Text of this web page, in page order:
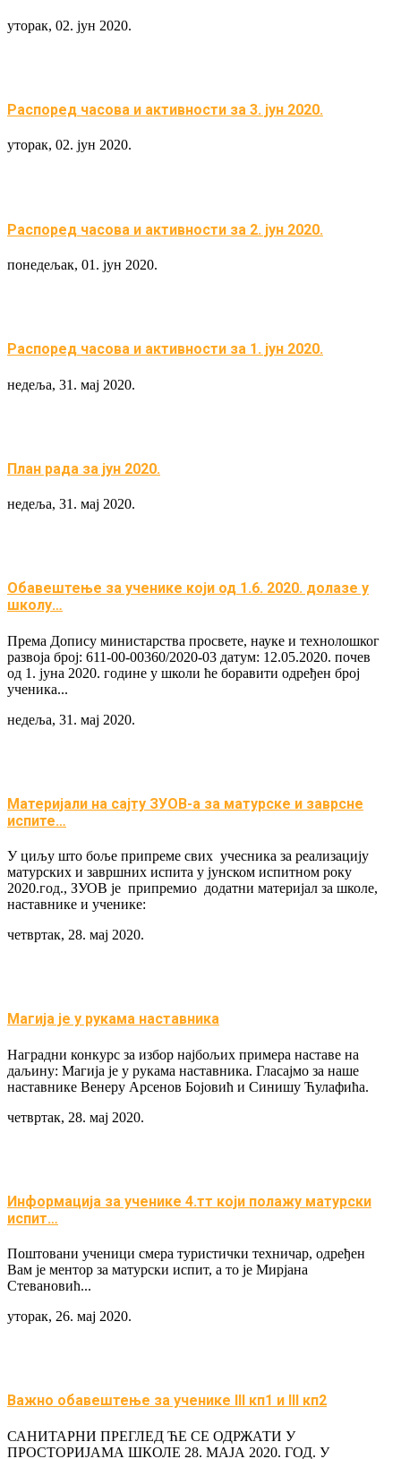
уторак, 02. јун 2020.
Распоред часова и активности за 3. јун 2020.
уторак, 02. јун 2020.
Распоред часова и активности за 2. јун 2020.
понедељак, 01. јун 2020.
Распоред часова и активности за 1. јун 2020.
недеља, 31. мај 2020.
План рада за јун 2020.
недеља, 31. мај 2020.
Обавештење за ученике који од 1.6. 2020. долазе у
школу…
Према Допису министарства просвете, науке и технолошког
развоја број: 611-00-00360/2020-03 датум: 12.05.2020. почев
од 1. јуна 2020. године у школи ће боравити одређен број
ученика...
недеља, 31. мај 2020.
Материјали на сајту ЗУОВ-а за матурске и заврсне
испите…
У циљу што боље припреме свих учесника за реализацију
матурских и завршних испита у јунском испитном року
2020.год., ЗУОВ је припремио додатни материјал за школе,
наставнике и ученике:
четвртак, 28. мај 2020.
Магија је у рукама наставника
Наградни конкурс за избор најбољих примера наставе на
даљину: Магија је у рукама наставника. Гласајмо за наше
наставнике Венеру Арсенов Бојовић и Синишу Ћулафића.
четвртак, 28. мај 2020.
Информација за ученике 4.тт који полажу матурски
испит…
Поштовани ученици смера туристички техничар, одређен
Вам је ментор за матурски испит, а то је Мирјана
Стевановић...
уторак, 26. мај 2020.
Важно обавештење за ученике III кп1 и III кп2
САНИТАРНИ ПРЕГЛЕД ЋЕ СЕ ОДРЖАТИ У
ПРОСТОРИЈАМА ШКОЛЕ 28. МАЈА 2020. ГОД. У